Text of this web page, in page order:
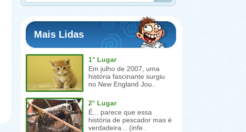
Mais Lidas
1° Lugar
Em julho de 2007, uma
história fascinante surgiu
no New England Jou..
2° Lugar
É... parece que essa
história de pescador mas é
verdadeira... (infe..